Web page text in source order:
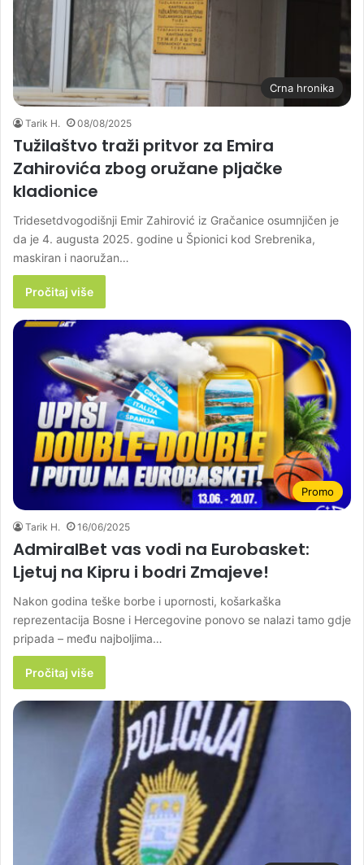
Crna hronika
Tarik H. 08/08/2025
Tužilaštvo traži pritvor za Emira
Zahirovića zbog oružane pljačke
kladionice
Tridesetdvogodišnji Emir Zahirović iz Gračanice osumnjičen je
da je 4. augusta 2025. godine u Špionici kod Srebrenika,
maskiran i naoružan…
Pročitaj više
Promo
Tarik H. 16/06/2025
AdmiralBet vas vodi na Eurobasket:
Ljetuj na Kipru i bodri Zmajeve!
Nakon godina teške borbe i upornosti, košarkaška
reprezentacija Bosne i Hercegovine ponovo se nalazi tamo gdje
pripada – među najboljima…
Pročitaj više